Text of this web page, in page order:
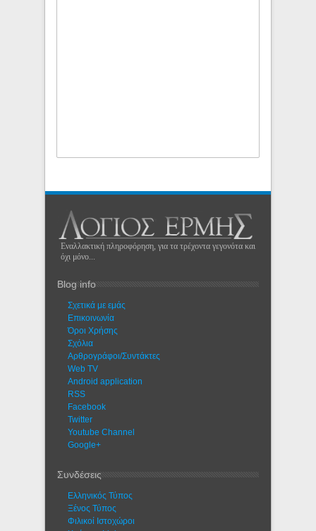
Εναλλακτική πληροφόρηση, για τα τρέχοντα γεγονότα και
όχι μόνο...
Blog info
Σχετικά με εμάς
Eπικοινωνία
Όροι Χρήσης
Σχόλια
Αρθρογράφοι/Συντάκτες
Web TV
Android application
RSS
Facebook
Twitter
Youtube Channel
Google+
Συνδέσεις
Ελληνικός Τύπος
Ξένος Τύπος
Φιλικοί Ιστοχώροι